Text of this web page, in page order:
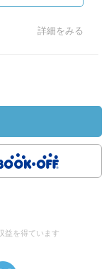
詳細をみる
益を得ています